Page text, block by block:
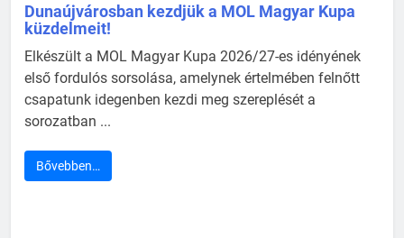
Dunaújvárosban kezdjük a MOL Magyar Kupa
küzdelmeit!
Elkészült a MOL Magyar Kupa 2026/27-es idényének
első fordulós sorsolása, amelynek értelmében felnőtt
csapatunk idegenben kezdi meg szereplését a
sorozatban ...
Bővebben…